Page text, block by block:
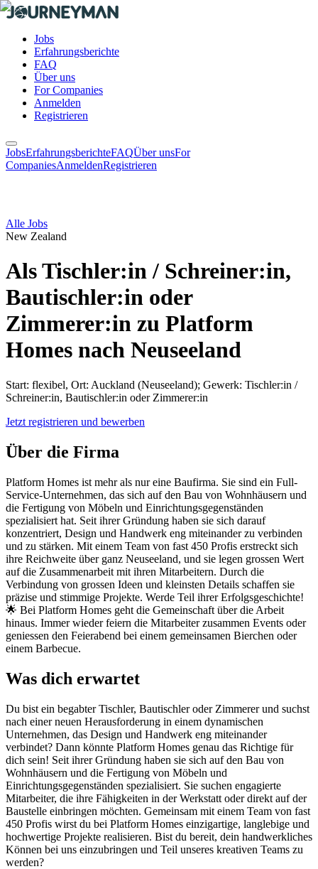
Jobs
Erfahrungsberichte
FAQ
Über uns
For Companies
Anmelden
Registrieren
JobsErfahrungsberichteFAQÜber unsFor
CompaniesAnmeldenRegistrieren
Alle Jobs
New Zealand
Als Tischler:in / Schreiner:in,
Bautischler:in oder
Zimmerer:in zu Platform
Homes nach Neuseeland
Start: flexibel, Ort: Auckland (Neuseeland); Gewerk: Tischler:in /
Schreiner:in, Bautischler:in oder Zimmerer:in
Jetzt registrieren und bewerben
Über die Firma
Platform Homes ist mehr als nur eine Baufirma. Sie sind ein Full-
Service-Unternehmen, das sich auf den Bau von Wohnhäusern und
die Fertigung von Möbeln und Einrichtungsgegenständen
spezialisiert hat. Seit ihrer Gründung haben sie sich darauf
konzentriert, Design und Handwerk eng miteinander zu verbinden
und zu stärken. Mit einem Team von fast 450 Profis erstreckt sich
ihre Reichweite über ganz Neuseeland, und sie legen grossen Wert
auf die Zusammenarbeit mit ihren Mitarbeitern. Durch die
Verbindung von grossen Ideen und kleinsten Details schaffen sie
präzise und stimmige Projekte. Werde Teil ihrer Erfolgsgeschichte!
🌟 Bei Platform Homes geht die Gemeinschaft über die Arbeit
hinaus. Immer wieder feiern die Mitarbeiter zusammen Events oder
geniessen den Feierabend bei einem gemeinsamen Bierchen oder
einem Barbecue.
Was dich erwartet
Du bist ein begabter Tischler, Bautischler oder Zimmerer und suchst
nach einer neuen Herausforderung in einem dynamischen
Unternehmen, das Design und Handwerk eng miteinander
verbindet? Dann könnte Platform Homes genau das Richtige für
dich sein! Seit ihrer Gründung haben sie sich auf den Bau von
Wohnhäusern und die Fertigung von Möbeln und
Einrichtungsgegenständen spezialisiert. Sie suchen engagierte
Mitarbeiter, die ihre Fähigkeiten in der Werkstatt oder direkt auf der
Baustelle einbringen möchten. Gemeinsam mit einem Team von fast
450 Profis wirst du bei Platform Homes einzigartige, langlebige und
hochwertige Projekte realisieren. Bist du bereit, dein handwerkliches
Können bei uns einzubringen und Teil unseres kreativen Teams zu
werden?